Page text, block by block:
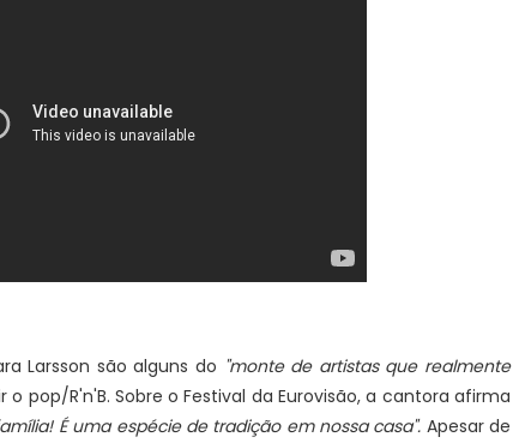
Larsson são alguns do "monte de artistas que realmente
pop/R'n'B. Sobre o Festival da Eurovisão, a cantora afirma
É uma espécie de tradição em nossa casa". Apesar de